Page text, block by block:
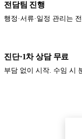
전담팀 진행
행정·서류·일정 관리는
진단·1차 상담 무료
부담 없이 시작. 수임 시